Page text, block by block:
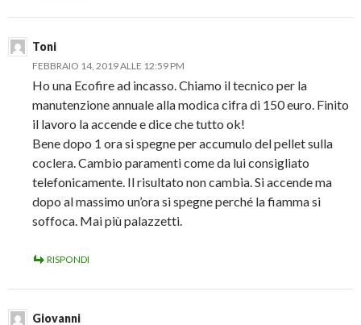
Toni
FEBBRAIO 14, 2019 ALLE 12:59 PM
Ho una Ecofire ad incasso. Chiamo il tecnico per la
manutenzione annuale alla modica cifra di 150 euro. Finito
il lavoro la accende e dice che tutto ok!
Bene dopo 1 ora si spegne per accumulo del pellet sulla
coclera. Cambio paramenti come da lui consigliato
telefonicamente. Il risultato non cambia. Si accende ma
dopo al massimo un’ora si spegne perché la fiamma si
soffoca. Mai più palazzetti.
RISPONDI
Giovanni